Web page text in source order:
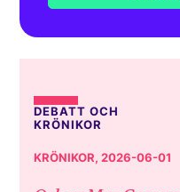
DEBATT OCH
KRÖNIKOR
KRÖNIKOR, 2026-06-01